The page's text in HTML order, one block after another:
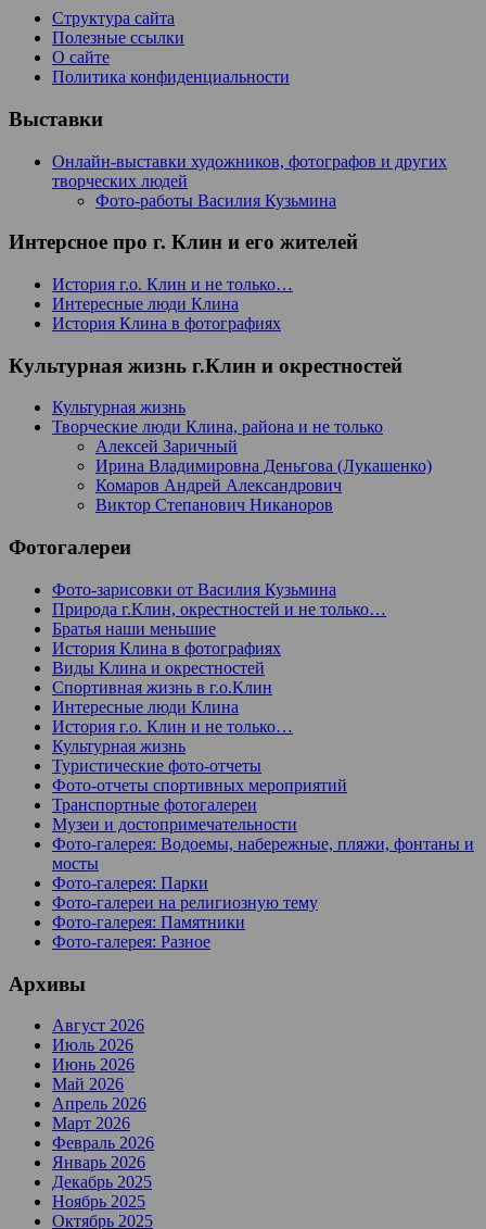
Структура сайта
Полезные ссылки
О сайте
Политика конфиденциальности
Выставки
Онлайн-выставки художников, фотографов и других
творческих людей
Фото-работы Василия Кузьмина
Интерсное про г. Клин и его жителей
История г.о. Клин и не только…
Интересные люди Клина
История Клина в фотографиях
Культурная жизнь г.Клин и окрестностей
Культурная жизнь
Творческие люди Клина, района и не только
Алексей Заричный
Ирина Владимировна Деньгова (Лукашенко)
Комаров Андрей Александрович
Виктор Степанович Никаноров
Фотогалереи
Фото-зарисовки от Василия Кузьмина
Природа г.Клин, окрестностей и не только…
Братья наши меньшие
История Клина в фотографиях
Виды Клина и окрестностей
Спортивная жизнь в г.о.Клин
Интересные люди Клина
История г.о. Клин и не только…
Культурная жизнь
Туристические фото-отчеты
Фото-отчеты спортивных мероприятий
Транспортные фотогалереи
Музеи и достопримечательности
Фото-галерея: Водоемы, набережные, пляжи, фонтаны и
мосты
Фото-галерея: Парки
Фото-галереи на религиозную тему
Фото-галерея: Памятники
Фото-галерея: Разное
Архивы
Август 2026
Июль 2026
Июнь 2026
Май 2026
Апрель 2026
Март 2026
Февраль 2026
Январь 2026
Декабрь 2025
Ноябрь 2025
Октябрь 2025